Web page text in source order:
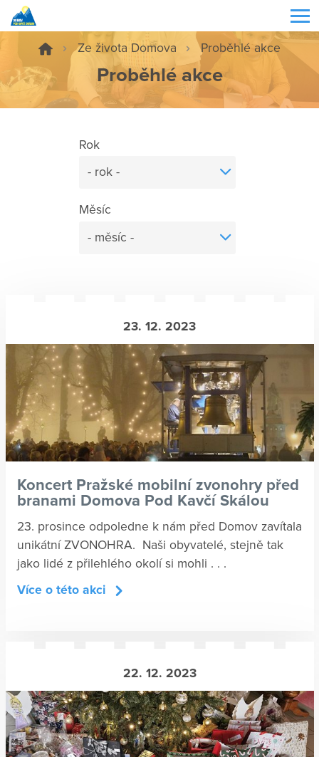
Ze života Domova Proběhlé akce
Proběhlé akce
Rok
- rok -
Měsíc
- měsíc -
23. 12. 2023
Koncert Pražské mobilní zvonohry před
branami Domova Pod Kavčí Skálou
23. prosince odpoledne k nám před Domov zavítala
unikátní ZVONOHRA. Naši obyvatelé, stejně tak
jako lidé z přilehlého okolí si mohli . . .
Více o této akci
22. 12. 2023